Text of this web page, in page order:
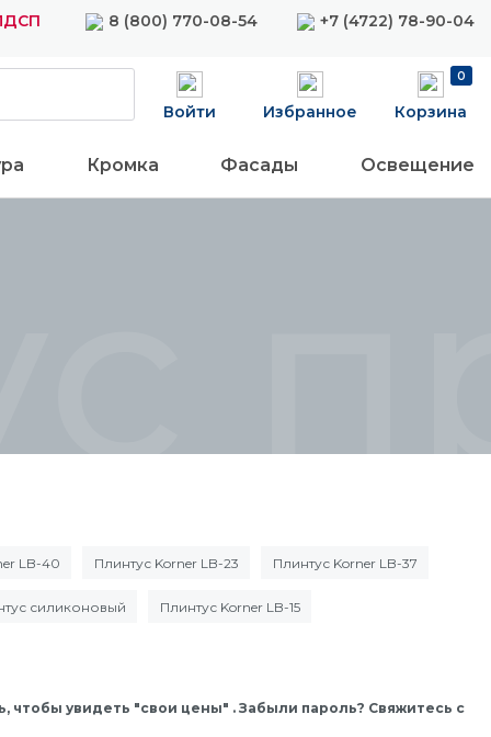
8 (800) 770-08-54 +7 (4722) 78-90-04
Войти Избранное
0
Корзина
Кромка Фасады Освещение
LB-40 Плинтус Korner LB-23 Плинтус Korner LB-37
силиконовый Плинтус Korner LB-15
чтобы увидеть "свои цены" . Забыли пароль? Свяжитесь с